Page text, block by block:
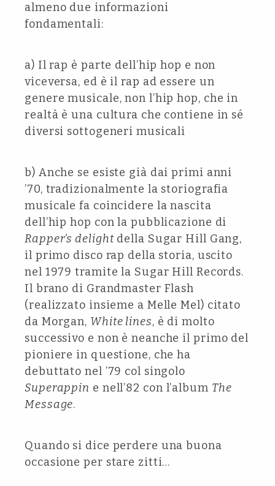
almeno due informazioni
fondamentali:
a) Il rap è parte dell’hip hop e non
viceversa, ed è il rap ad essere un
genere musicale, non l’hip hop, che in
realtà è una cultura che contiene in sé
diversi sottogeneri musicali
b) Anche se esiste già dai primi anni
’70, tradizionalmente la storiografia
musicale fa coincidere la nascita
dell’hip hop con la pubblicazione di
Rapper’s delightdella Sugar Hill Gang,
il primo disco rap della storia, uscito
nel 1979 tramite la Sugar Hill Records.
Il brano di Grandmaster Flash
(realizzato insieme a Melle Mel) citato
da Morgan, White lines, è di molto
successivo e non è neanche il primo del
pioniere in questione, che ha
debuttato nel ’79 col singolo
Superappin e nell’82 con l’album The
Message.
Quando si dice perdere una buona
occasione per stare zitti…